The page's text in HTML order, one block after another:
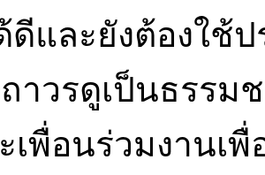
ดีและยังต้องใช้
าวรดูเป็นธรรม
เพื่อนร่วมงานเ